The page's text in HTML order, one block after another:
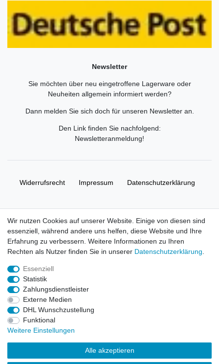
Newsletter
Sie möchten über neu eingetroffene Lagerware oder
Neuheiten allgemein informiert werden?
Dann melden Sie sich doch für unseren Newsletter an.
Den Link finden Sie nachfolgend:
Newsletteranmeldung!
Widerrufs­recht Impressum Daten­schutz­erklärung
© Copyright 2026 | Alle Rechte vorbehalten. HL-
Handelsgesellschaft mbH.
Alle Markennamen, Warenzeichen sowie sämtliche Produktbilder
und Beschreibungen sind Eigentum Ihrer rechtmäßigen
Eigentümer und dienen hier nur der Beschreibung.
Preise nur für registrierte Händler, ansonsten zeigt der Shop 0,00
€
LEGO, das LEGO Logo, die Minifigur, DUPLO, LEGENDS OF
CHIMA, NINJAGO, BIONICLE, MINDSTORMS und MIXELS sind
Wir nutzen Cookies auf unserer Website. Einige von diesen sind
essenziell, während andere uns helfen, diese Website und Ihre
Erfahrung zu verbessern. Weitere Informationen zu Ihren
Rechten als Nutzer finden Sie in unserer Daten­schutz­erklärung
Essenziell
Statistik
Zahlungsdienstleister
Externe Medien
DHL Wunschzustellung
Funktional
Weitere Einstellungen
Alle akzeptieren